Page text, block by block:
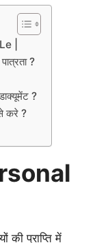
|
?
?
करे ?
की प्राप्ति में